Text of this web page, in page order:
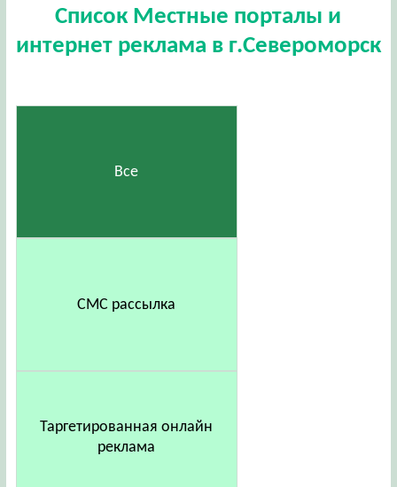
Список Местные порталы и
интернет реклама в г.Североморск
Все
СМС рассылка
Таргетированная онлайн
реклама